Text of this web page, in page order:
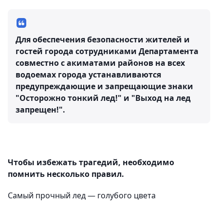
Для обеспечения безопасности жителей и
гостей города сотрудниками Департамента
совместно с акиматами районов на всех
водоемах города устанавливаются
предупреждающие и запрещающие знаки
"Осторожно тонкий лед!" и "Выход на лед
запрещен!".
Чтобы избежать трагедий, необходимо
помнить несколько правил.
Самый прочный лед — голубого цвета